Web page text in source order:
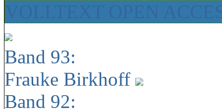
Band 93:
Frauke Birkhoff
Band 92: